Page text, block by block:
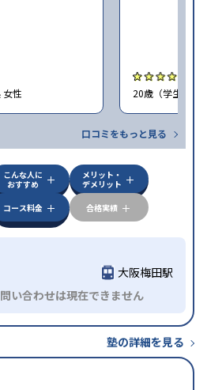
女性 20歳（学生） /
口コミをもっと見る
こんな人に
おすすめ
メリット・
デメリット
コース料金 合格実績
大阪梅田駅
い合わせは現在できません
塾の詳細を見る